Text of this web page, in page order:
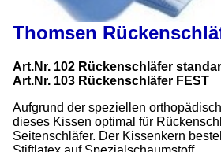
Thomsen
Art.Nr. 102 Rückenschläfer
Art.Nr. 103 Rückenschläfer FEST
Aufgrund der speziellen
dieses Kissen optimal für
Seitenschläfer. Der Kissenkern